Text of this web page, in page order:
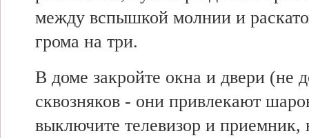
между вспышкой молнии и
грома на три.
В доме закройте окна и двери (не
сквозняков - они привлекают
выключите телевизор и приемник,